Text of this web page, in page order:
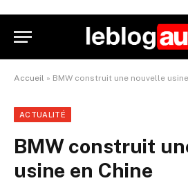
Accueil » BMW construit une nouvelle
ACTUALITÉ
BMW construit
usine en Chine